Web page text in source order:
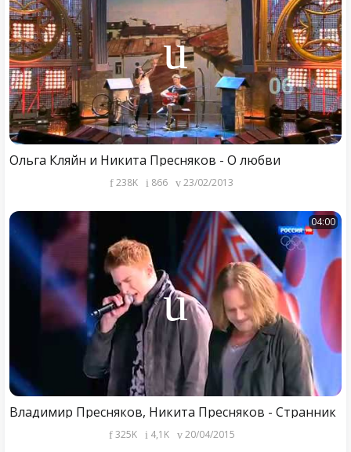
Ольга Кляйн и Никита Пресняков - О любви
238K 866 23/02/2013
04:00
Владимир Пресняков, Никита Пресняков - Странник
325K 4,1K 20/04/2015